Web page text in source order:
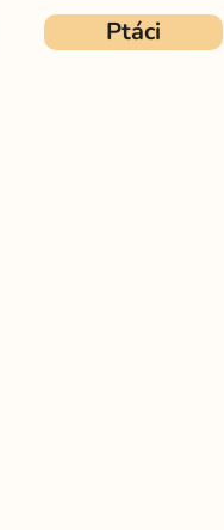
Ptáci